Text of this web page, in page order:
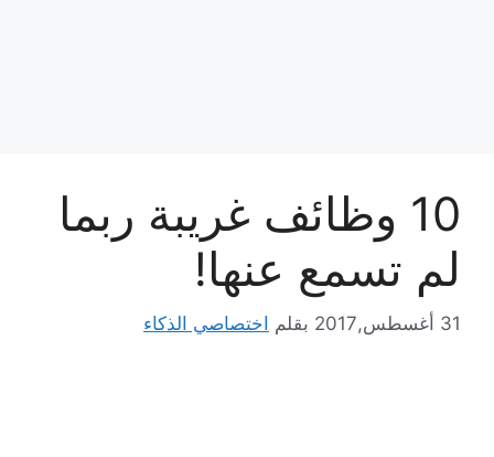
10 وظائف غريبة ربما
لم تسمع عنها!
31 أغسطس,2017 بقلم اختصاصي الذكاء